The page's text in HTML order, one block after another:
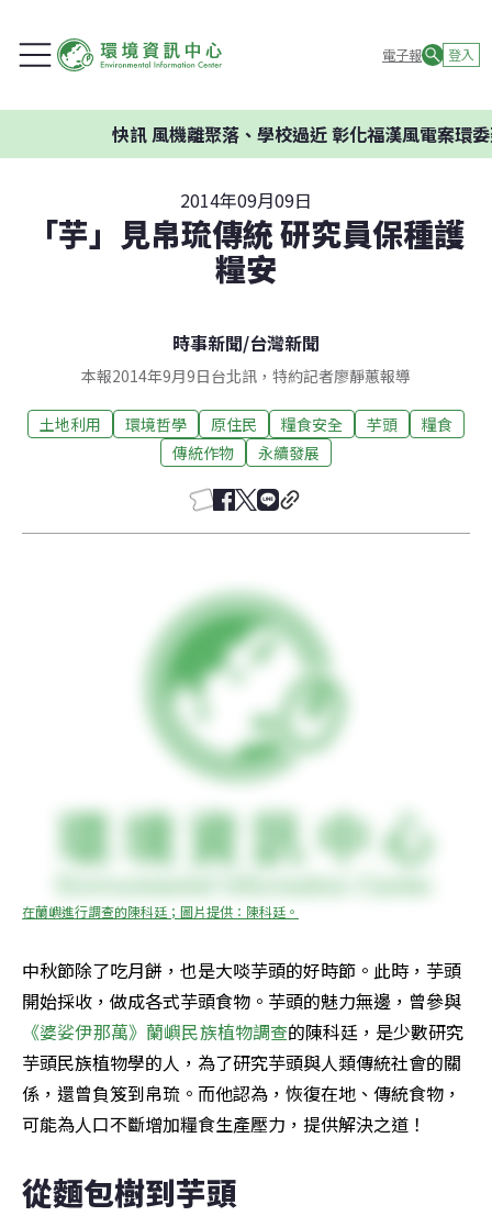
電子報 登入
風機離聚落、學校過近 彰化福漢風電案環委建議不
2014年09月09日
「芋」見帛琉傳統 研究員保種護
糧安
時事新聞/台灣新聞
本報2014年9月9日台北訊，特約記者廖靜蕙報導
土地利用 環境哲學 原住民 糧食安全 芋頭
糧食
傳統作物
永續發展
在蘭嶼進行調查的陳科廷；圖片提供：陳科廷。
中秋節除了吃月餅，也是大啖芋頭的好時節。此時，芋頭
開始採收，做成各式芋頭食物。芋頭的魅力無邊，曾參與
《婆娑伊那萬》蘭嶼民族植物調查的陳科廷，是少數研究
芋頭民族植物學的人，為了研究芋頭與人類傳統社會的關
係，還曾負笈到帛琉。而他認為，恢復在地、傳統食物，
可能為人口不斷增加糧食生產壓力，提供解決之道！
從麵包樹到芋頭